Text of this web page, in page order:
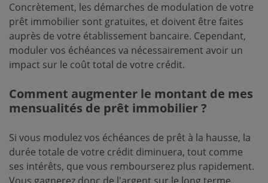
Concrètement, les démarches de modulation de votre
prêt immobilier sont gratuites, et doivent être faites
auprès de votre établissement bancaire. Cependant,
moduler vos échéances va nécessairement avoir un
impact sur le coût total de votre crédit.
Comment augmenter le montant de mes
mensualités de prêt immobilier ?
Si vous modulez vos échéances de prêt à la hausse, la
durée totale de votre crédit diminuera, tout comme
ses intérêts, que vous rembourserez plus rapidement.